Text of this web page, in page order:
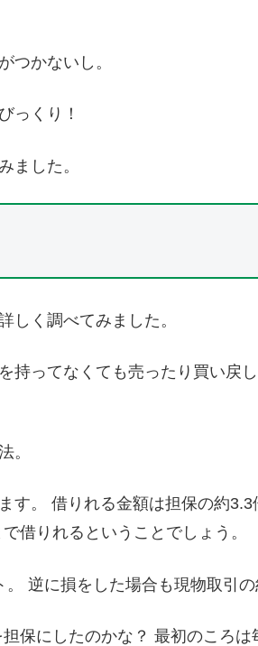
つかないし。
っくり！
ました。
しく調べてみました。
持ってなくても売ったり買い戻
。
す。 借りれる金額は担保の約
借りれるということでしょう。
逆に損をした場合も現物取引の
保にしたのかな？ 最初のころは